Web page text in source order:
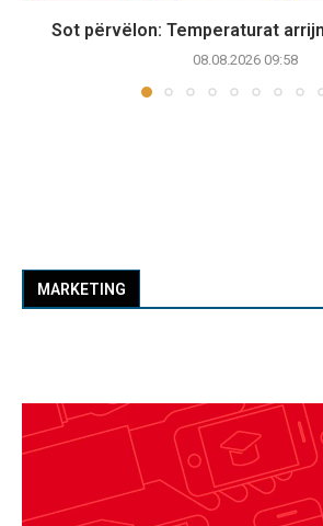
Sot përvëlon: Temperaturat
08.08.2026 09:58
MARKETING